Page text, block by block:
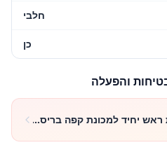
חלבי
כן
והפעלה
יחיד למכונת קפה בריסטה